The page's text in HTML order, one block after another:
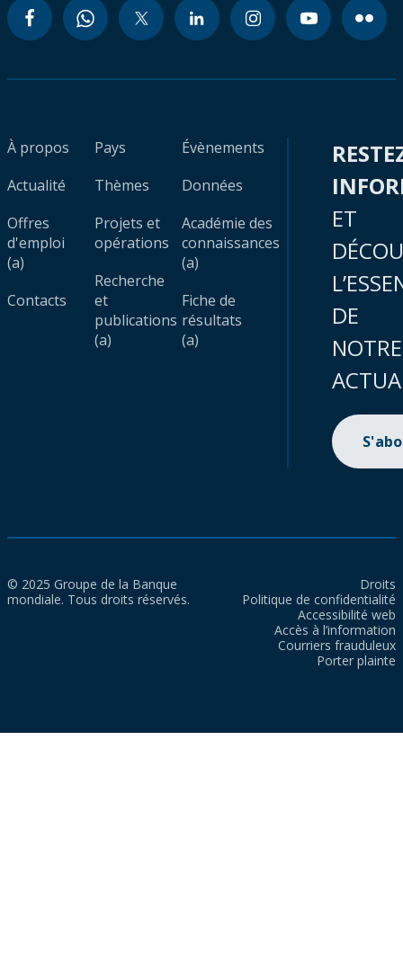
À propos
Actualité
Offres
d'emploi
(a)
Contacts
Pays
Thèmes
Projets et
opérations
Recherche
et
publications
(a)
Évènements
Données
Académie des
connaissances
(a)
Fiche de
résultats
(a)
ET
DE
NOTRE
© 2025 Groupe de la Banque
mondiale. Tous droits réservés.
Droits
Politique de confidentialité
Accessibilité web
Accès à l’information
Courriers frauduleux
Porter plainte